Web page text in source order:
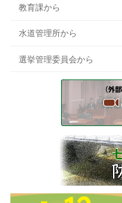
教育課から
水道管理所から
選挙管理委員会から